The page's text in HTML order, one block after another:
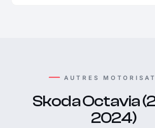
AUTRES
Skoda Octavia
2024)